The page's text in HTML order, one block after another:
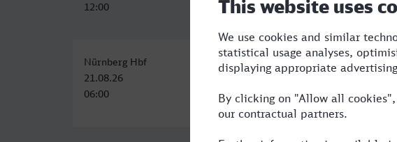
12:00
16:14
Nürnberg Hbf
21.08.26
06:00
Aachen Hbf
21.08.26
10:16
4:16